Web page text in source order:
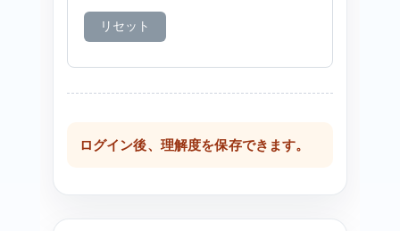
リセット
ログイン後、理解度を保存できます。